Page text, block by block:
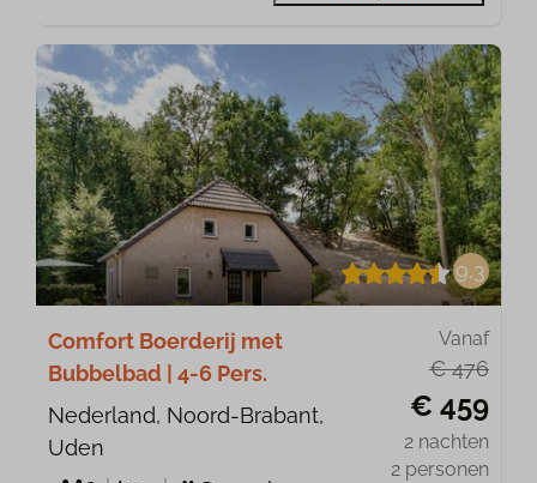
9,3
Vanaf
€ 476
€ 459
2 nachten
2 personen
Comfort Boerderij met
Bubbelbad | 4-6 Pers.
Nederland, Noord-Brabant,
Uden